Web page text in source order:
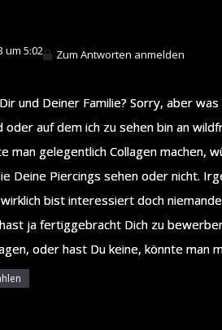
um 5:02 Zum Antworten anmelden
und Deiner Familie? Sorry, aber
oder auf dem ich zu sehen bin an
man gelegentlich Collagen machen,
Deine Piercings sehen oder nicht.
bist interessiert doch
ja fertiggebracht Dich zu
oder hast Du keine, könnte man